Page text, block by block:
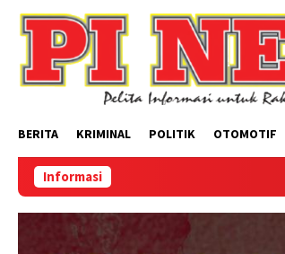
BERITA KRIMINAL POLITIK OTOMOTIF
Informasi